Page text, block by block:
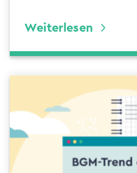
Weiterlesen